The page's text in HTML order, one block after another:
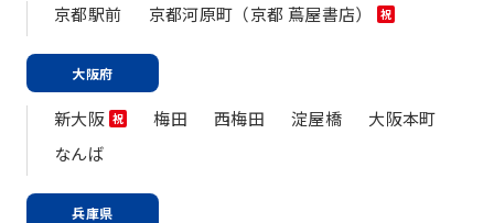
京都駅前 京都河原町（京都 蔦屋書店） 祝
大阪府
新大阪 祝 梅田 西梅田 淀屋橋
大阪本町
なんば
兵庫県